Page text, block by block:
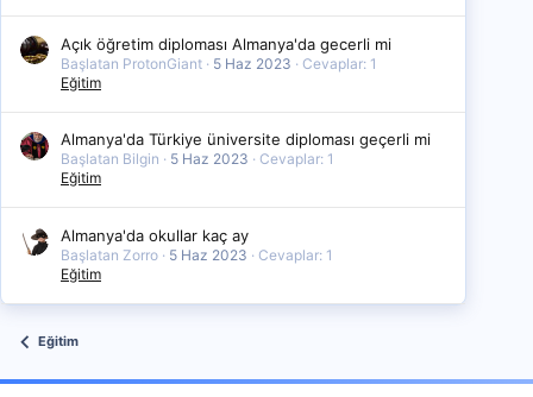
Açık öğretim diploması Almanya'da gecerli mi
Başlatan ProtonGiant 5 Haz 2023
Cevaplar: 1
Eğitim
Almanya'da Türkiye üniversite diploması geçerli mi
Başlatan Bilgin 5 Haz 2023
Cevaplar: 1
Eğitim
Almanya'da okullar kaç ay
Başlatan Zorro 5 Haz 2023
Cevaplar: 1
Eğitim
Eğitim